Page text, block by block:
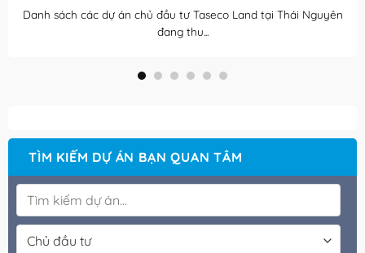
tại Thái Nguyên
Cập nhật hình ảnh tiến độ dự án phố đi
TÌM KIẾM DỰ ÁN BẠN QUAN TÂM